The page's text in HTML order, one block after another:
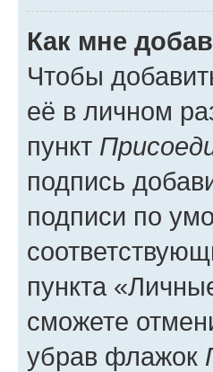
Как мне
Чтобы
её в личном
пункт
подпись
подписи по
пункта
сможете
убрав флажок